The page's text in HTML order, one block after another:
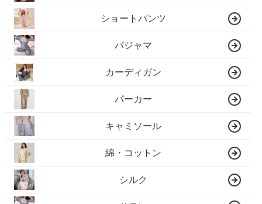
ショートパンツ
パジャマ
カーディガン
パーカー
キャミソール
綿・コットン
シルク